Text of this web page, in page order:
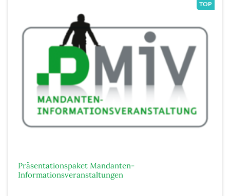
Präsentationspaket Mandanten-
Informationsveranstaltungen